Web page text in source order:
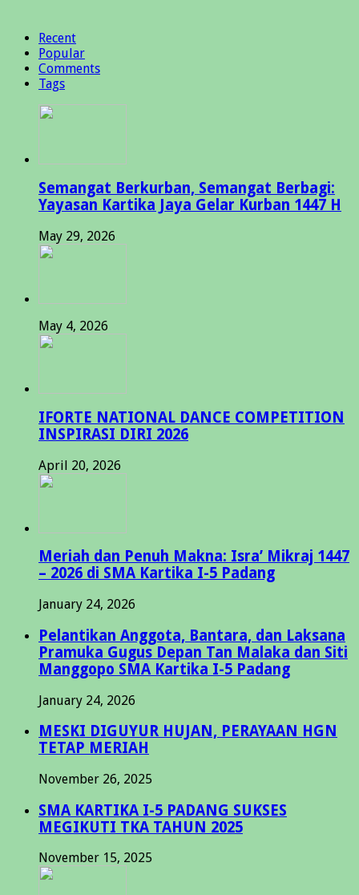
Recent
Popular
Comments
Tags
Semangat Berkurban, Semangat Berbagi:
Yayasan Kartika Jaya Gelar Kurban 1447 H
May 29, 2026
May 4, 2026
IFORTE NATIONAL DANCE COMPETITION
INSPIRASI DIRI 2026
April 20, 2026
Meriah dan Penuh Makna: Isra’ Mikraj 1447
– 2026 di SMA Kartika I-5 Padang
January 24, 2026
Pelantikan Anggota, Bantara, dan Laksana
Pramuka Gugus Depan Tan Malaka dan Siti
Manggopo SMA Kartika I-5 Padang
January 24, 2026
MESKI DIGUYUR HUJAN, PERAYAAN HGN
TETAP MERIAH
November 26, 2025
SMA KARTIKA I-5 PADANG SUKSES
MEGIKUTI TKA TAHUN 2025
November 15, 2025